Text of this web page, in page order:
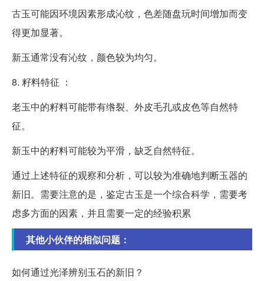
古玉可能因环境因素形成沁纹，色差随盘玩时间增加而变
得更加显著。
新玉通常没有沁纹，颜色较为均匀。
8. 籽料特征 ：
老玉中的籽料可能带有绺裂、外皮毛孔或皮色等自然特
征。
新玉中的籽料可能较为平滑，缺乏自然特征。
通过上述特征的观察和分析，可以较为准确地判断玉器的
新旧。需要注意的是，鉴定古玉是一个综合科学，需要考
虑多方面的因素，并且需要一定的经验积累
其他小伙伴的相似问题：
如何通过光泽辨别玉石的新旧？